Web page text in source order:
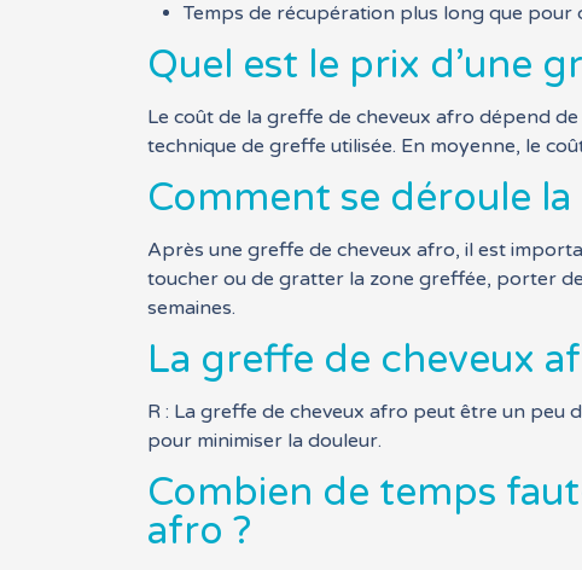
Temps de récupération plus long que pour
Quel est le prix d’une
Le coût de la greffe de cheveux afro dépend
technique de greffe utilisée. En moyenne, le
Comment se déroule
Après une greffe de cheveux afro, il est
toucher ou de gratter la zone greffée, porter
semaines.
La greffe de cheveux
R : La greffe de cheveux afro peut être un peu
pour minimiser la douleur.
Combien de temps
afro ?